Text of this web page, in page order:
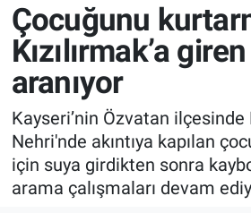
Çocuğunu
Kızılırmak’a
aranıyor
Kayseri’nin Özvatan ilçesinde
Nehri'nde akıntıya kapılan
için suya girdikten sonra
arama çalışmaları devam
SEÇİM
Muşkara Özel
Ekonomi
Kapadokya
Turizm
Nevşehir Trafik Yoğunluk
Süper Lig Puan Durumu ve
Tüm Manşetler
Son Dakika Haberleri
Haber Arşivi